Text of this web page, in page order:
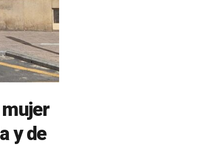
y de